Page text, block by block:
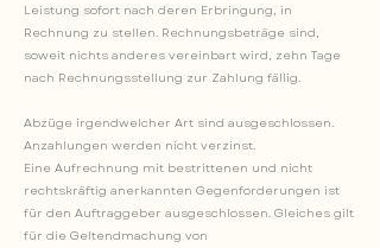
Leistung sofort nach deren Erbringung, in
Rechnung zu stellen. Rechnungsbeträge sind,
soweit nichts anderes vereinbart wird, zehn Tage
nach Rechnungsstellung zur Zahlung fällig.
Abzüge irgendwelcher Art sind ausgeschlossen.
Anzahlungen werden nicht verzinst.
Eine Aufrechnung mit bestrittenen und nicht
rechtskräftig anerkannten Gegenforderungen ist
für den Auftraggeber ausgeschlossen. Gleiches gilt
für die Geltendmachung von